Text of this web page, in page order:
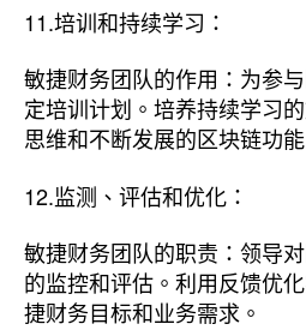
11.培训和持续学习：
敏捷财务团队的作用：为参
定培训计划。培养持续学习
思维和不断发展的区块链功能
12.监测、评估和优化：
敏捷财务团队的职责：领导
的监控和评估。利用反馈优
捷财务目标和业务需求。